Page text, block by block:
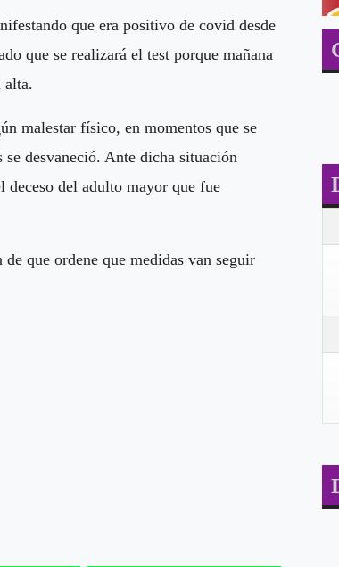
que era positivo de covid desde
que se realizará el test porque mañana
alta.
malestar físico, en momentos que se
desvaneció. Ante dicha situación
del adulto mayor que fue
que ordene que medidas van seguir